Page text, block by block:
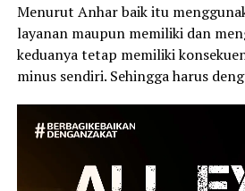
Menurut Anhar baik itu
layanan maupun memiliki dan
keduanya tetap memiliki
minus sendiri. Sehingga harus